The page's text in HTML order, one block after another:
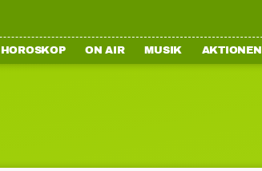
HOROSKOP ON AIR MUSIK AKTIONEN